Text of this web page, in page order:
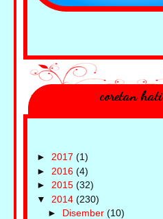
coretan hati
► 2017 (1)
► 2016 (4)
► 2015 (32)
▼ 2014 (230)
►
Disember(10)